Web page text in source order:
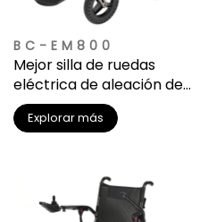
BC-EM800
Mejor silla de ruedas
eléctrica de aleación de
magnesio para personas
mayores
Explorar más